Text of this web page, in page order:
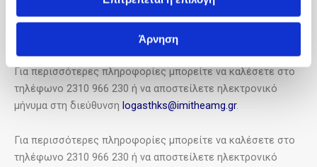
Άρνηση
Περίθαλψης), εξυπηρετώντας ασθενείς τόσο ως προς τη
διενέργεια διαγνωστικών εξετάσεων, όσο και για νοσηλεία.
Για περισσότερες πληροφορίες μπορείτε να καλέσετε στο
τηλέφωνο 2310 966 230 ή να αποστείλετε ηλεκτρονικό
μήνυμα στη διεύθυνση logasthks@imitheamg.gr.
Για περισσότερες πληροφορίες μπορείτε να καλέσετε στο
τηλέφωνο 2310 966 230 ή να αποστείλετε ηλεκτρονικό